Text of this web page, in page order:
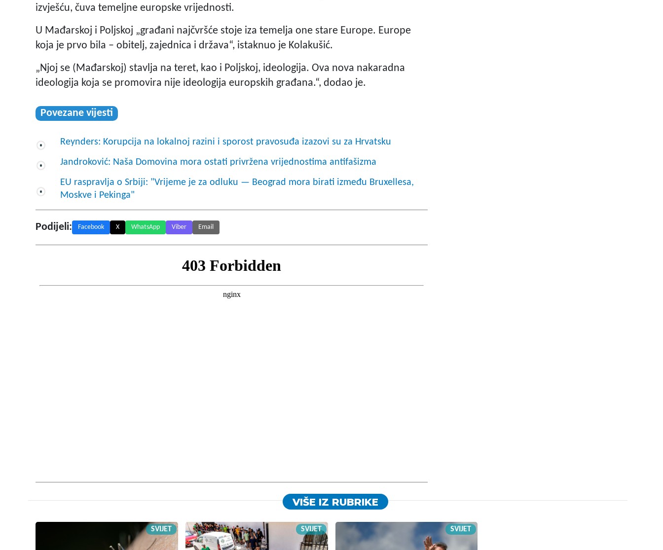
izvješću, čuva temeljne europske vrijednosti.
U Mađarskoj i Poljskoj „građani najčvršće stoje iza temelja one stare Europe. Europe
koja je prvo bila – obitelj, zajednica i država“, istaknuo je Kolakušić.
„Njoj se (Mađarskoj) stavlja na teret, kao i Poljskoj, ideologija. Ova nova nakaradna
ideologija koja se promovira nije ideologija europskih građana.“, dodao je.
Povezane vijesti
Reynders: Korupcija na lokalnoj razini i sporost pravosuđa izazovi su za Hrvatsku
Jandroković: Naša Domovina mora ostati privržena vrijednostima antifašizma
EU raspravlja o Srbiji: "Vrijeme je za odluku — Beograd mora birati između Bruxellesa,
Moskve i Pekinga"
Podijeli: Facebook X WhatsApp Viber Email
VIŠE IZ RUBRIKE
SVIJET SVIJET SVIJET